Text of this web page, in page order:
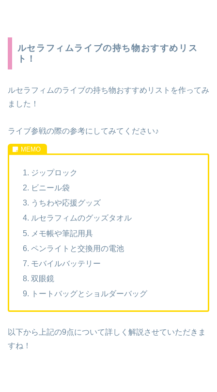
ルセラフィムライブの持ち物おすすめリス
ト！
ルセラフィムのライブの持ち物おすすめリストを作ってみ
ました！
ライブ参戦の際の参考にしてみてください♪
ジップロック
ビニール袋
うちわや応援グッズ
ルセラフィムのグッズタオル
メモ帳や筆記用具
ペンライトと交換用の電池
モバイルバッテリー
双眼鏡
トートバッグとショルダーバッグ
以下から上記の9点について詳しく解説させていただきま
すね！